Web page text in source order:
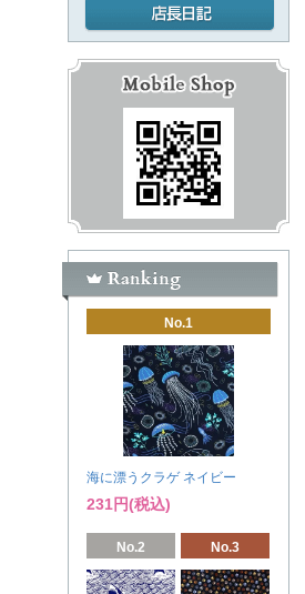
No.1
海に漂うクラゲ ネイビー
231円(税込)
No.2 No.3